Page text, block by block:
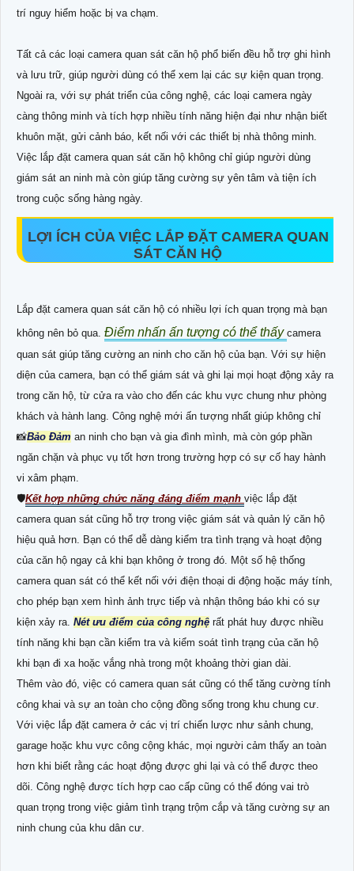
trí nguy hiểm hoặc bị va chạm.
Tất cả các loại camera quan sát căn hộ phổ biến đều hỗ trợ ghi hình
và lưu trữ, giúp người dùng có thể xem lại các sự kiện quan trọng.
Ngoài ra, với sự phát triển của công nghệ, các loại camera ngày
càng thông minh và tích hợp nhiều tính năng hiện đại như nhận biết
khuôn mặt, gửi cảnh báo, kết nối với các thiết bị nhà thông minh.
Việc lắp đặt camera quan sát căn hộ không chỉ giúp người dùng
giám sát an ninh mà còn giúp tăng cường sự yên tâm và tiện ích
trong cuộc sống hàng ngày.
LỢI ÍCH CỦA VIỆC LẮP ĐẶT CAMERA QUAN
SÁT CĂN HỘ
Lắp đặt camera quan sát căn hộ có nhiều lợi ích quan trọng mà bạn
không nên bỏ qua. Điểm nhấn ấn tượng có thể thấy camera
quan sát giúp tăng cường an ninh cho căn hộ của bạn. Với sự hiện
diện của camera, bạn có thể giám sát và ghi lại mọi hoạt động xảy ra
trong căn hộ, từ cửa ra vào cho đến các khu vực chung như phòng
khách và hành lang. Công nghệ mới ấn tượng nhất giúp không chỉ
📸Bảo Đảm an ninh cho bạn và gia đình mình, mà còn góp phần
ngăn chặn và phục vụ tốt hơn trong trường hợp có sự cố hay hành
vi xâm phạm.
🛡Kết hợp những chức năng đáng điểm mạnh việc lắp đặt
camera quan sát cũng hỗ trợ trong việc giám sát và quản lý căn hộ
hiệu quả hơn. Bạn có thể dễ dàng kiểm tra tình trạng và hoạt động
của căn hộ ngay cả khi bạn không ở trong đó. Một số hệ thống
camera quan sát có thể kết nối với điện thoại di động hoặc máy tính,
cho phép bạn xem hình ảnh trực tiếp và nhận thông báo khi có sự
kiện xảy ra. Nét ưu điểm của công nghệ rất phát huy được nhiều
tính năng khi bạn cần kiểm tra và kiểm soát tình trạng của căn hộ
khi bạn đi xa hoặc vắng nhà trong một khoảng thời gian dài.
Thêm vào đó, việc có camera quan sát cũng có thể tăng cường tính
công khai và sự an toàn cho cộng đồng sống trong khu chung cư.
Với việc lắp đặt camera ở các vị trí chiến lược như sảnh chung,
garage hoặc khu vực công cộng khác, mọi người cảm thấy an toàn
hơn khi biết rằng các hoạt động được ghi lại và có thể được theo
dõi. Công nghệ được tích hợp cao cấp cũng có thể đóng vai trò
quan trọng trong việc giảm tình trạng trộm cắp và tăng cường sự an
ninh chung của khu dân cư.